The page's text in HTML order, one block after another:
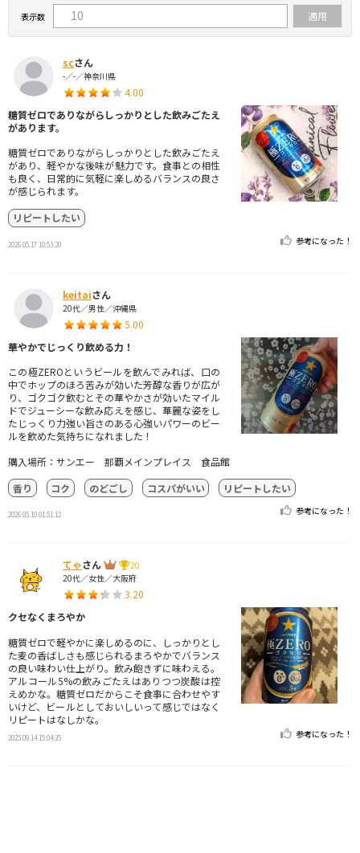
表示数
scさん
-／-／神奈川県
4.00
糖質ゼロでありながらしっかりとした飲みごたえ
があります。
糖質ゼロでありながらしっかりとした飲みごたえ
があり、軽やかな後味が魅力です。食事との相性
も良く、日常的に気軽に楽しめるバランスの良さ
が感じられます。
リピートしたい
2026.05.17 10:53:20 参考になった！
keitaiさん
20代／男性／沖縄県
5.00
華やかでじっくり飲める力！
この極ZEROというビールを飲んでみれば、口の
中でホップのほろ苦みが効いた芳醇な香りが広が
り、ゴクゴク飲むとその華やかさが効いたマイル
ドでジューシーな飲み応えを感じ、華麗な姿をし
たじっくり力強い旨さのある心強いパワーのビー
ルを飲めた気持ちになれました！
購入場所：サンエー 那覇メインプレイス 食品館
香り
コク のどごし コスパがいい リピートしたい
2026.05.10 01:51:12 参考になった！
てゃさん
20
20代／女性／大阪府
3.20
クセなくまろやか
糖質ゼロで軽やかに楽しめるのに、しっかりとし
た麦の香ばしさも感じられるまろやかでバランス
の良い味わい仕上がり。飲み飽きずに味わえる。
アルコール5%の飲みごたえはありつつ炭酸は控
えめかな。糖質ゼロだからこそ食事に合わせやす
いけど、ビールとしておいしいって感じではなく
リピートはなしかな。
2025.09.14 15:04:35 参考になった！